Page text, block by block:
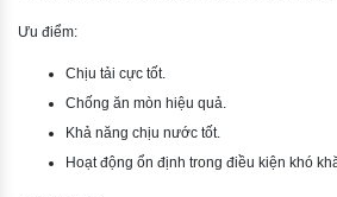
Ưu điểm:
Chịu tải cực tốt.
Chống ăn mòn hiệu quả.
Khả năng chịu nước tốt.
Hoạt động ổn định trong điều kiện khó